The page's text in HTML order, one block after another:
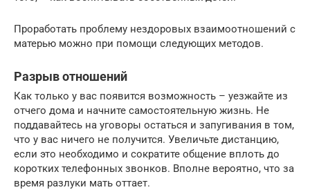
Проработать проблему нездоровых взаимоотношений с
матерью можно при помощи следующих методов.
Разрыв отношений
Как только у вас появится возможность – уезжайте из
отчего дома и начните самостоятельную жизнь. Не
поддавайтесь на уговоры остаться и запугивания в том,
что у вас ничего не получится. Увеличьте дистанцию,
если это необходимо и сократите общение вплоть до
коротких телефонных звонков. Вполне вероятно, что за
время разлуки мать оттает.